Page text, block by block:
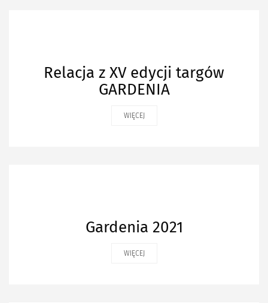
Relacja z XV edycji targów
GARDENIA
WIĘCEJ
Gardenia 2021
WIĘCEJ